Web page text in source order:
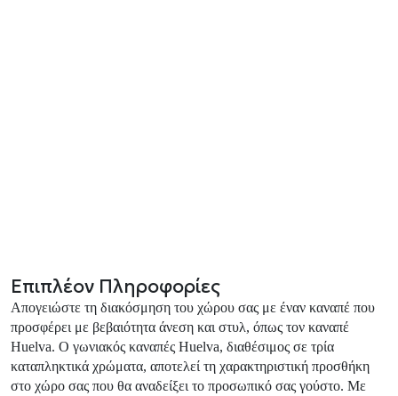
Επιπλέον Πληροφορίες
Απογειώστε τη διακόσμηση του χώρου σας με έναν καναπέ που
προσφέρει με βεβαιότητα άνεση και στυλ, όπως τον καναπέ
Huelva. Ο γωνιακός καναπές Huelva, διαθέσιμος σε τρία
καταπληκτικά χρώματα, αποτελεί τη χαρακτηριστική προσθήκη
στο χώρο σας που θα αναδείξει το προσωπικό σας γούστο. Με